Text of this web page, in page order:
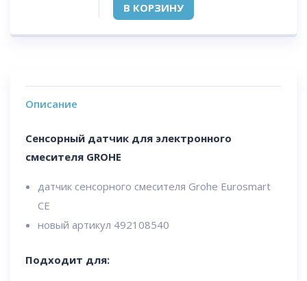
В КОРЗИНУ
Описание
Сенсорный датчик для электронного
смесителя GROHE
датчик сенсорного смесителя Grohe Eurosmart
CE
новый артикул 492108540
Подходит для: